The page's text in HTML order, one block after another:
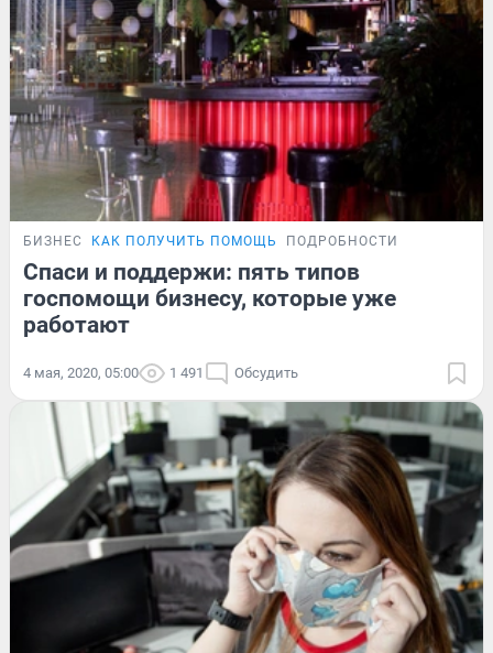
БИЗНЕС КАК ПОЛУЧИТЬ ПОМОЩЬ ПОДРОБНОСТИ
Спаси и поддержи: пять типов
госпомощи бизнесу, которые уже
работают
4 мая, 2020, 05:00 1 491 Обсудить